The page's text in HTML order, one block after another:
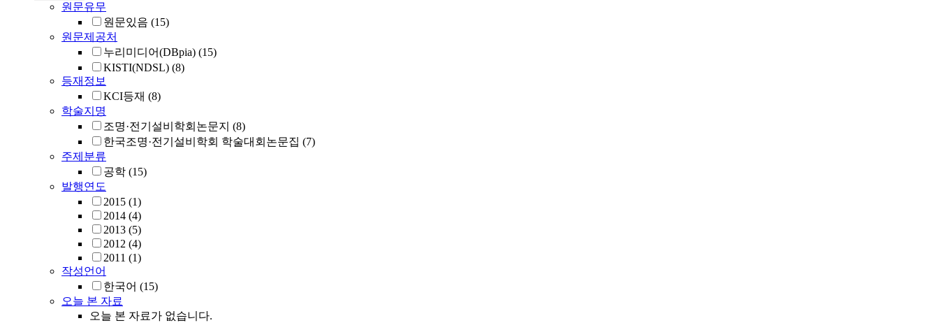
원문유무
원문있음 (15)
원문제공처
누리미디어(DBpia) (15)
KISTI(NDSL) (8)
등재정보
KCI등재 (8)
학술지명
조명·전기설비학회논문지 (8)
한국조명·전기설비학회 학술대회논문집 (7)
주제분류
공학 (15)
발행연도
2015 (1)
2014 (4)
2013 (5)
2012 (4)
2011 (1)
작성언어
한국어 (15)
오늘 본 자료
오늘 본 자료가 없습니다.